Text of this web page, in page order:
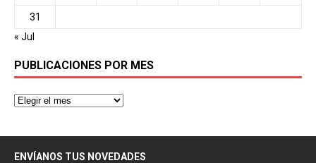
31
« Jul
PUBLICACIONES POR MES
ENVÍANOS TUS NOVEDADES